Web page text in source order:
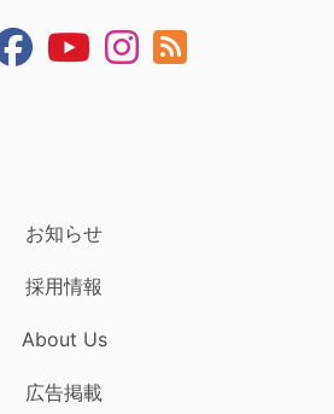
お知らせ
採用情報
About Us
広告掲載